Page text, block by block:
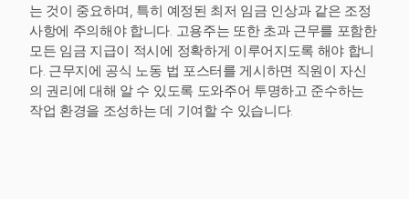
는 것이 중요하며, 특히 예정된 최저 임금 인상과 같은 조정
사항에 주의해야 합니다. 고용주는 또한 초과 근무를 포함한
모든 임금 지급이 적시에 정확하게 이루어지도록 해야 합니
다. 근무지에 공식 노동 법 포스터를 게시하면 직원이 자신
의 권리에 대해 알 수 있도록 도와주어 투명하고 준수하는
작업 환경을 조성하는 데 기여할 수 있습니다.